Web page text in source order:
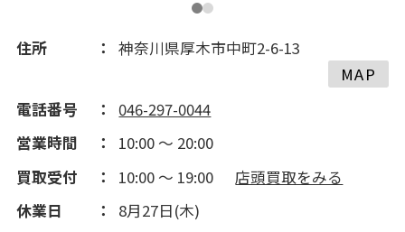
2016(384)
2015(376)
2014(322)
2013(147)
住所
神奈川県厚木市中町2-6-13
MAP
電話番号
046-297-0044
営業時間
10:00 ～ 20:00
買取受付
10:00 ～ 19:00
店頭買取をみる
休業日
8月27日(木)